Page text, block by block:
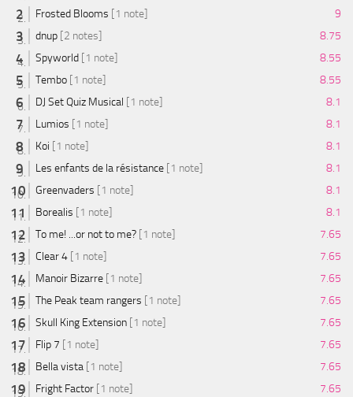
Frosted Blooms [1 note]
9
dnup [2 notes]
8.75
Spyworld [1 note]
8.55
Tembo [1 note]
8.55
DJ Set Quiz Musical [1 note]
8.1
Lumios [1 note]
8.1
Koi [1 note]
8.1
Les enfants de la résistance [1 note]
8.1
Greenvaders [1 note]
8.1
Borealis [1 note]
8.1
To me! ...or not to me? [1 note]
7.65
Clear 4 [1 note]
7.65
Manoir Bizarre [1 note]
7.65
The Peak team rangers [1 note]
7.65
Skull King Extension [1 note]
7.65
Flip 7 [1 note]
7.65
Bella vista [1 note]
7.65
Fright Factor [1 note]
7.65